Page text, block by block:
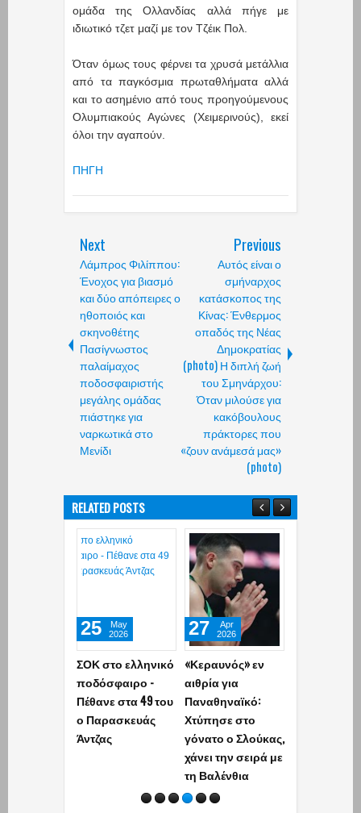
ομάδα της Ολλανδίας αλλά πήγε με
ιδιωτικό τζετ μαζί με τον Τζέικ Πολ.
Όταν όμως τους φέρνει τα χρυσά μετάλλια
από τα παγκόσμια πρωταθλήματα αλλά
και το ασημένιο από τους προηγούμενους
Ολυμπιακούς Αγώνες (Χειμερινούς), εκεί
όλοι την αγαπούν.
ΠΗΓΗ
Next
Λάμπρος Φιλίππου:
Ένοχος για βιασμό
και δύο απόπειρες ο
ηθοποιός και
σκηνοθέτης
Πασίγνωστος
παλαίμαχος
ποδοσφαιριστής
μεγάλης ομάδας
πιάστηκε για
ναρκωτικά στο
Μενίδι
Previous
Αυτός είναι ο
σμήναρχος
κατάσκοπος της
Κίνας: Ένθερμος
οπαδός της Νέας
Δημοκρατίας
(photo) Η διπλή ζωή
του Σμηνάρχου:
Όταν μιλούσε για
κακόβουλους
πράκτορες που
«ζουν ανάμεσά μας»
(photo)
RELATED POSTS
ΣΟΚ στο ελληνικό
ποδόσφαιρο -
Πέθανε στα 49 του
ο Παρασκευάς
Άντζας
25
May
2026
«Κεραυνός» εν
αιθρία για
Παναθηναϊκό:
Χτύπησε στο
γόνατο ο Σλούκας,
χάνει την σειρά με
τη Βαλένθια
27
Apr
2026